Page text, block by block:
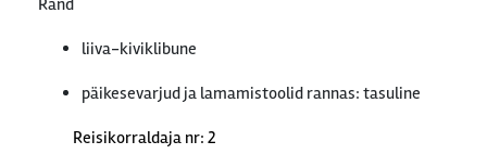
Rand
liiva-kiviklibune
päikesevarjud ja lamamistoolid rannas: tasuline
Reisikorraldaja nr: 2